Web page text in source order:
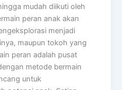
mudah diikuti oleh
peran anak akan
menjadi
maupun tokoh yang
peran adalah pusat
metode bermain
untuk